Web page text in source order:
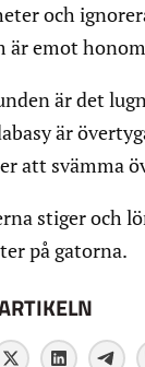
och
är emot
är det
är
att svämma
stiger och
på gatorna.